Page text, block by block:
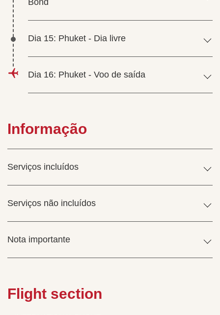
Bond
Dia 15: Phuket - Dia livre
Dia 16: Phuket - Voo de saída
Informação
Serviços incluídos
Serviços não incluídos
Nota importante
Flight section